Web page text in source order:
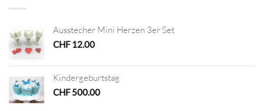
Ausstecher Mini Herzen 3er Set
CHF12.00
Kindergeburtstag
CHF500.00